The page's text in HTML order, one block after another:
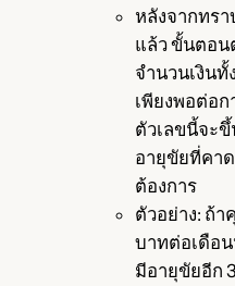
หลังจากทร
แล้ว ขั้นตอ
จำนวนเงินทั้
เพียงพอต่อ
ตัวเลขนี้จะ
อายุขัยที่คา
ต้องการ
ตัวอย่าง: ถ้
บาทต่อเดือ
มีอายุขัยอีก